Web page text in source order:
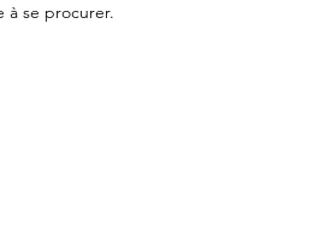
à se procurer.